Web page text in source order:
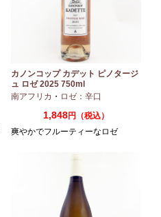
カノンコップ カデット ピノタージ
ュ ロゼ 2025 750ml
南アフリカ ・ ロゼ：辛口
1,848円（税込）
爽やかでフルーティーなロゼ